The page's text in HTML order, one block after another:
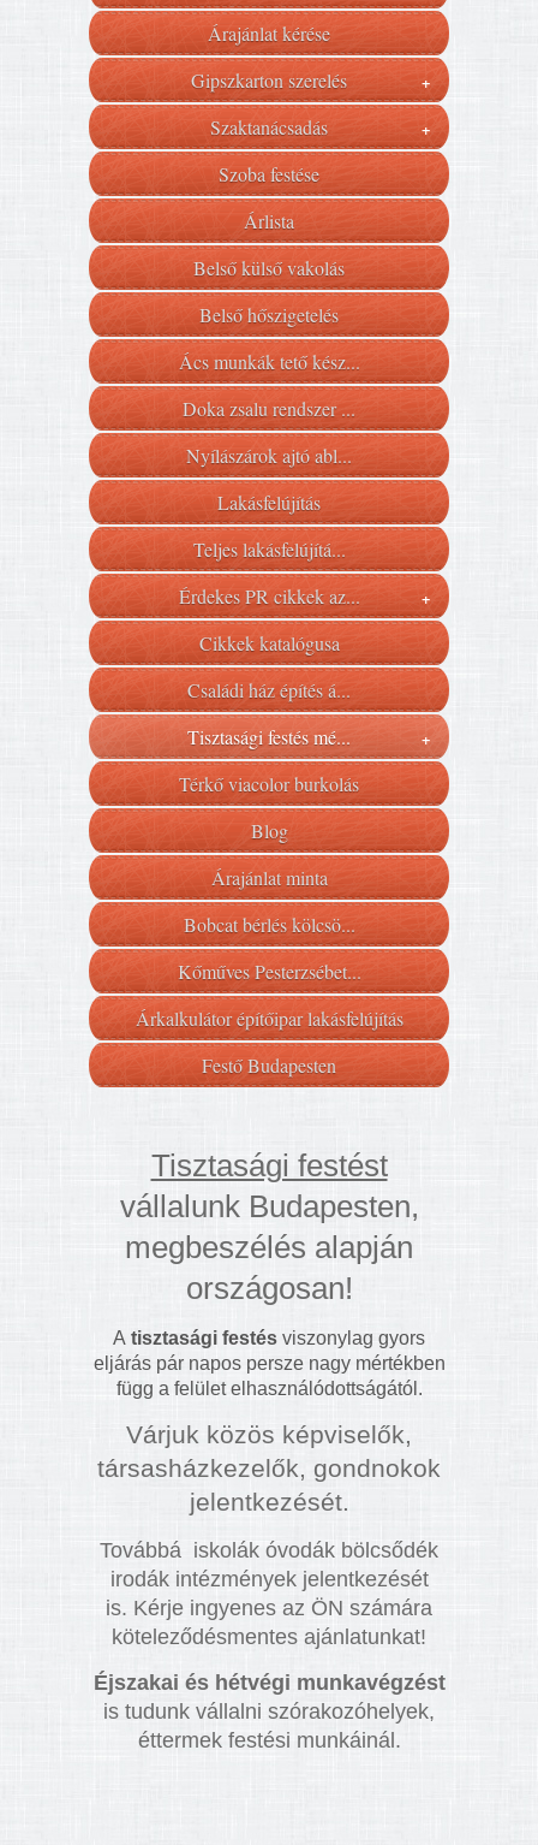
Árajánlat kérése
Gipszkarton szerelés
+
Szaktanácsadás +
Szoba festése
Árlista
Belső külső vakolás
Belső hőszigetelés
Ács munkák tető kész...
Doka zsalu rendszer ...
Nyílászárok ajtó abl...
Lakásfelújítás
Teljes lakásfelújítá...
Érdekes PR cikkek az...
+
Cikkek katalógusa
Családi ház építés á...
Tisztasági festés mé...
+
Térkő viacolor burkolás
Blog
Árajánlat minta
Bobcat bérlés kölcsö...
Kőműves Pesterzsébet...
Árkalkulátor építőipar lakásfelújítás
Festő Budapesten
Tisztasági festést
vállalunk Budapesten,
megbeszélés alapján
országosan!
A tisztasági festés viszonylag gyors
eljárás pár napos persze nagy mértékben
függ a felület elhasználódottságától.
Várjuk közös képviselők,
társasházkezelők, gondnokok
jelentkezését.
Továbbá iskolák óvodák bölcsődék
irodák intézmények jelentkezését
is. Kérje ingyenes az ÖN számára
köteleződésmentes ajánlatunkat!
Éjszakai és hétvégi munkavégzést
is tudunk vállalni szórakozóhelyek,
éttermek festési munkáinál.